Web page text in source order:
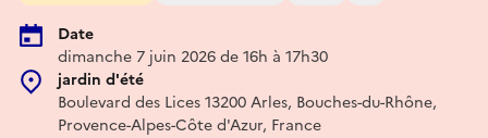
Date
dimanche 7 juin 2026 de 16h à 17h30
jardin d'été
Boulevard des Lices 13200 Arles, Bouches-du-Rhône,
Provence-Alpes-Côte d'Azur, France